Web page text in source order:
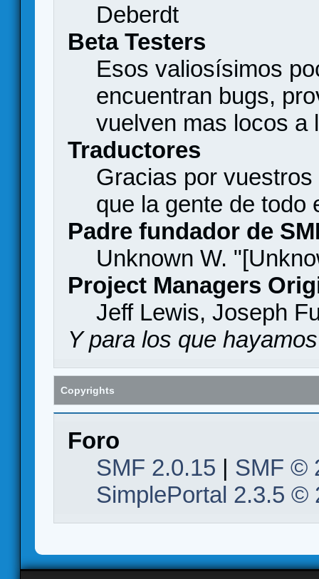
Deberdt
Beta Testers
Esos valiosísimos
encuentran bugs,
vuelven mas locos a
Traductores
Gracias por
que la gente de todo
Padre fundador de
Unknown W.
Project Managers
Jeff Lewis, Joseph
Y para los que
Copyrights
Foro
SMF 2.0.15 | SMF ©
SimplePortal 2.3.5 ©